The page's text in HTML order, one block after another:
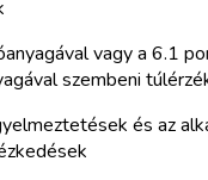
vagy a 6.1
szembeni
és az